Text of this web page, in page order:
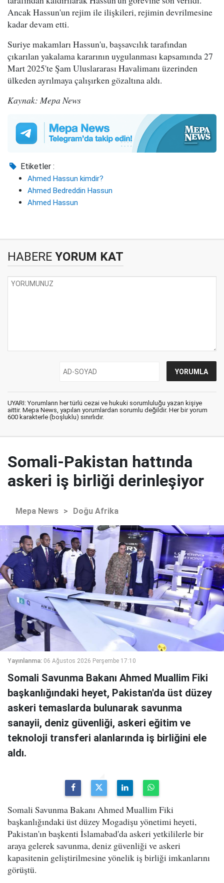
Ancak Hassun'un rejim ile ilişkileri, rejimin devrilmesine
kadar devam etti.
Suriye makamları Hassun'u, başsavcılık tarafından
çıkarılan yakalama kararının uygulanması kapsamında 27
Mart 2025'te Şam Uluslararası Havalimanı üzerinden
ülkeden ayrılmaya çalışırken gözaltına aldı.
Kaynak: Mepa News
Etiketler :
Ahmed Hassun kimdir?
Ahmed Bedreddin Hassun
Ahmed Hassun
HABERE YORUM KAT
UYARI: Yorumların her türlü cezai ve hukuki sorumluluğu yazan kişiye
aittir. Mepa News, yapılan yorumlardan sorumlu değildir. Her bir yorum
600 karakterle (boşluklu) sınırlıdır.
Somali-Pakistan hattında
askeri iş birliği derinleşiyor
Mepa News > Doğu Afrika
Yayınlanma: 06 Ağustos 2026 Perşembe 17:10
Somali Savunma Bakanı Ahmed Muallim Fiki
başkanlığındaki heyet, Pakistan'da üst düzey
askeri temaslarda bulunarak savunma
sanayii, deniz güvenliği, askeri eğitim ve
teknoloji transferi alanlarında iş birliğini ele
aldı.
Somali Savunma Bakanı Ahmed Muallim Fiki
başkanlığındaki üst düzey Mogadişu yönetimi heyeti,
Pakistan'ın başkenti İslamabad'da askeri yetkililerle bir
araya gelerek savunma, deniz güvenliği ve askeri
kapasitenin geliştirilmesine yönelik iş birliği imkanlarını
görüştü.